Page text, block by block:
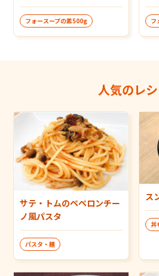
フォースープの素500g フ
人気のレ
サテ・トムのペペロンチー
ノ風パスタ
パスタ・麺
ス
丼